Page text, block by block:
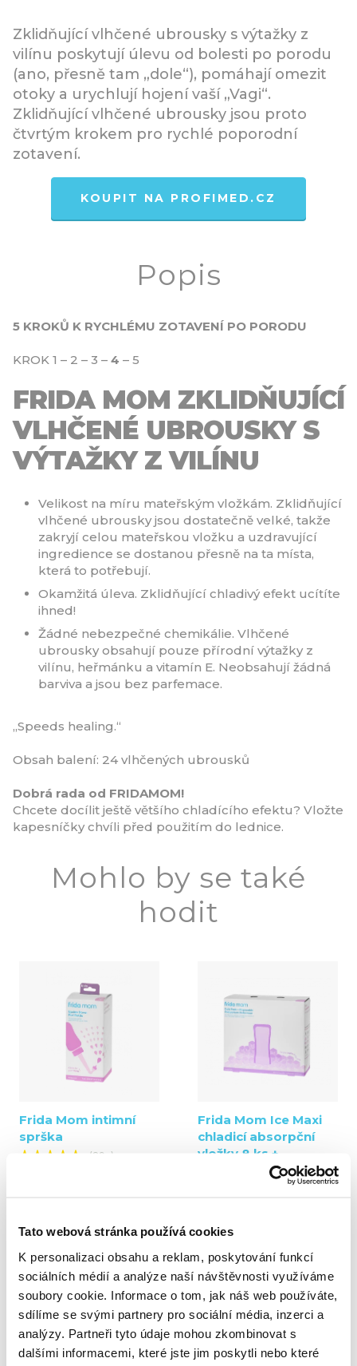
Tato webová stránka používá cookies
K personalizaci obsahu a reklam, poskytování funkcí
sociálních médií a analýze naší návštěvnosti využíváme
soubory cookie. Informace o tom, jak náš web používáte,
sdílíme se svými partnery pro sociální média, inzerci a
analýzy. Partneři tyto údaje mohou zkombinovat s
dalšími informacemi, které jste jim poskytli nebo které
Zklidňující vlhčené ubrousky s výtažky z
vilínu poskytují úlevu od bolesti po porodu
(ano, přesně tam „dole“), pomáhají omezit
otoky a urychlují hojení vaší „Vagi“.
Zklidňující vlhčené ubrousky jsou proto
čtvrtým krokem pro rychlé poporodní
zotavení.
KOUPIT NA PROFIMED.CZ
Popis
5 KROKŮ K RYCHLÉMU ZOTAVENÍ PO PORODU
KROK 1 – 2 – 3 – 4 – 5
FRIDA MOM ZKLIDŇUJÍCÍ
VLHČENÉ UBROUSKY S
VÝTAŽKY Z VILÍNU
Velikost na míru mateřským vložkám. Zklidňující
vlhčené ubrousky jsou dostatečně velké, takže
zakryjí celou mateřskou vložku a uzdravující
ingredience se dostanou přesně na ta místa,
která to potřebují.
Okamžitá úleva. Zklidňující chladivý efekt ucítíte
ihned!
Žádné nebezpečné chemikálie. Vlhčené
ubrousky obsahují pouze přírodní výtažky z
vilínu, heřmánku a vitamín E. Neobsahují žádná
barviva a jsou bez parfemace.
„Speeds healing.“
Obsah balení: 24 vlhčených ubrousků
Dobrá rada od FRIDAMOM!
Chcete docílit ještě většího chladícího efektu? Vložte
kapesníčky chvíli před použitím do lednice.
Mohlo by se také
hodit
Frida Mom intimní
sprška
(89x)
Frida Mom Ice Maxi
chladicí absorpční
vložky 8 ks +
jednorázové
poporodní kalhotky 2
790 Kč